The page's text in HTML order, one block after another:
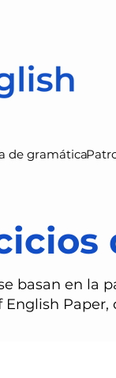
de gramática
basan en la
English